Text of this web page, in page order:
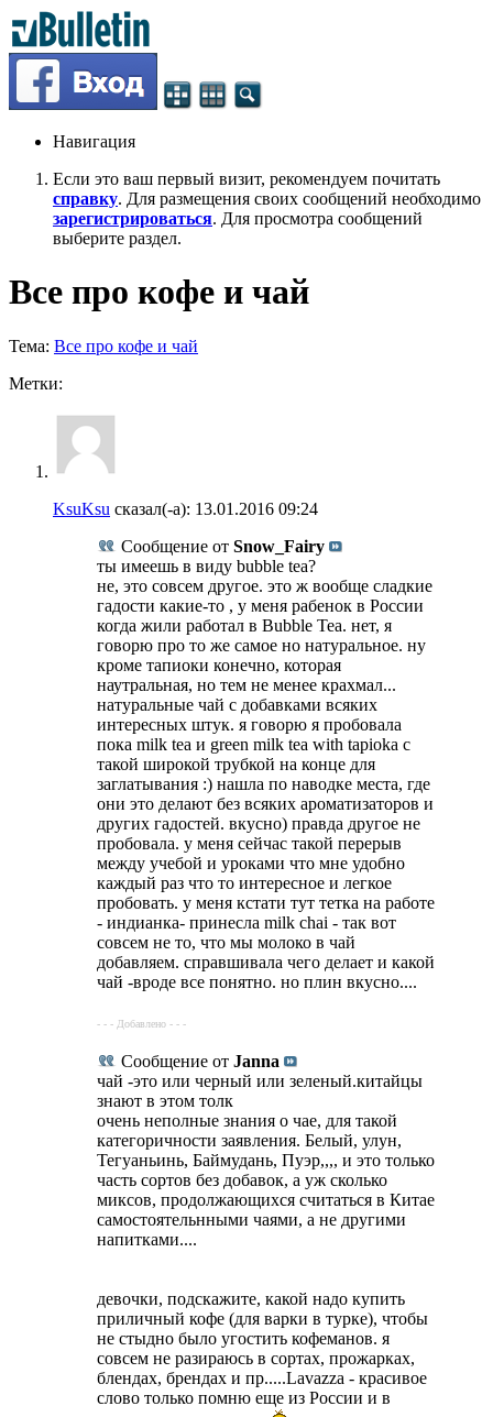
Навигация
Если это ваш первый визит, рекомендуем почитать
справку. Для размещения своих сообщений необходимо
зарегистрироваться. Для просмотра сообщений
выберите раздел.
Все про кофе и чай
Тема: Все про кофе и чай
Метки:
KsuKsu сказал(-а): 13.01.2016 09:24
Сообщение от Snow_Fairy
ты имеешь в виду bubble tea?
не, это совсем другое. это ж вообще сладкие
гадости какие-то , у меня рабенок в России
когда жили работал в Bubble Tea. нет, я
говорю про то же самое но натуральное. ну
кроме тапиоки конечно, которая
наутральная, но тем не менее крахмал...
натуральные чай с добавками всяких
интересных штук. я говорю я пробовала
пока milk tea и green milk tea with tapioka с
такой широкой трубкой на конце для
заглатывания :) нашла по наводке места, где
они это делают без всяких ароматизаторов и
других гадостей. вкусно) правда другое не
пробовала. у меня сейчас такой перерыв
между учебой и уроками что мне удобно
каждый раз что то интересное и легкое
пробовать. у меня кстати тут тетка на работе
- индианка- принесла milk chai - так вот
совсем не то, что мы молоко в чай
добавляем. справшивала чего делает и какой
чай -вроде все понятно. но плин вкусно....
- - - Добавлено - - -
Сообщение от Janna
чай -это или черный или зеленый.китайцы
знают в этом толк
очень неполные знания о чае, для такой
категоричности заявления. Белый, улун,
Тегуаньинь, Баймудань, Пуэр,,,, и это только
часть сортов без добавок, а уж сколько
миксов, продолжающихся считаться в Китае
самостоятельнными чаями, а не другими
напитками....
девочки, подскажите, какой надо купить
приличный кофе (для варки в турке), чтобы
не стыдно было угостить кофеманов. я
совсем не разираюсь в сортах, прожарках,
блендах, брендах и пр.....Lavazza - красивое
слово только помню еще из России и в